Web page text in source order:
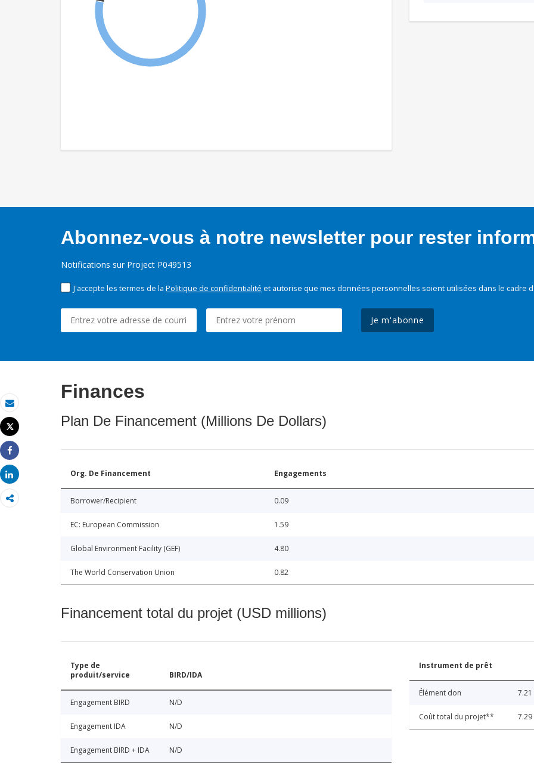
Email
Imprimer
Tweet
Share
Share
Abonnez-vous à notre newsletter pour rester
Notifications sur Project P049513
J'accepte les termes de la Politique de confidentialité et autorise que mes données personnelles soient utilisées dans le cadre
Je m'abonne
Finances
Plan De Financement (Millions De Dollars)
Org. De Financement Engagements
Borrower/Recipient 0.09
EC: European Commission 1.59
Global Environment Facility (GEF) 4.80
The World Conservation Union 0.82
Financement total du projet (USD millions)
Type de
produit/service
BIRD/IDA
Engagement BIRD N/D
Engagement IDA N/D
Engagement BIRD + IDA N/D
Instrument de prêt
Élément don 7.21
Coût total du projet** 7.29